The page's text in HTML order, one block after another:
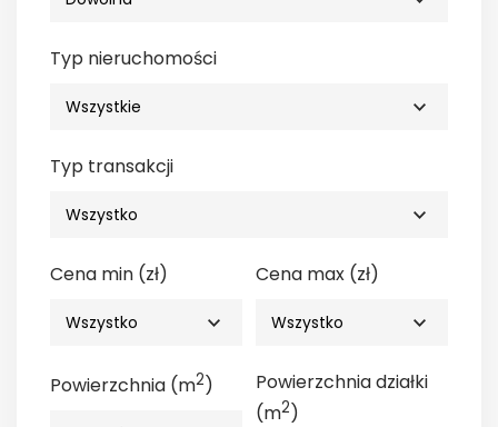
Typ nieruchomości
Typ transakcji
Cena min (zł) Cena max (zł)
Powierzchnia (m2)
Powierzchnia działki
(m2)